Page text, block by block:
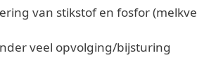
van stikstof en fosfor
veel opvolging/bijsturing